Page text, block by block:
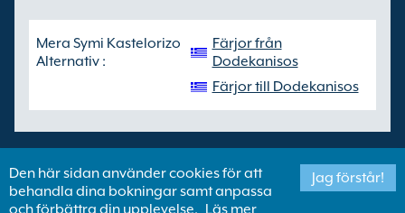
Mera Symi Kastelorizo
Alternativ :
Färjor från
Dodekanisos
Färjor till Dodekanisos
Copyright ©Newincco 1399 Limited
Den här sidan använder cookies för att
behandla dina bokningar samt anpassa
och förbättra din upplevelse. Läs mer
Jag förstår!